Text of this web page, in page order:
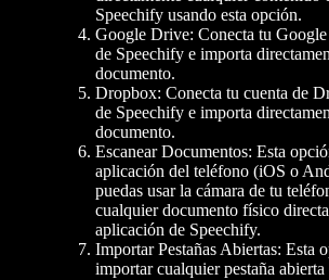
Speechify usando esta opción.
Google Drive: Conecta tu
de Speechify e importa
documento.
Dropbox: Conecta tu cuenta de
de Speechify e importa
documento.
Escanear Documentos: Esta
aplicación del teléfono (iOS o
puedas usar la cámara de tu
cualquier documento físico
aplicación de Speechify.
Importar Pestañas Abiertas: Esta
importar cualquier pestaña